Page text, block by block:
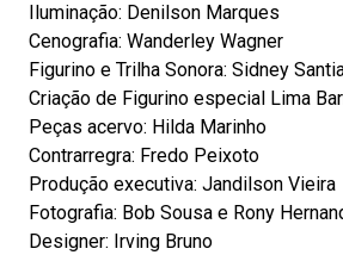
Iluminação: Denilson Marques
Cenografia: Wanderley Wagner
Figurino e Trilha Sonora: Sidney
Criação de Figurino especial Lima
Peças acervo: Hilda Marinho
Contrarregra: Fredo Peixoto
Produção executiva: Jandilson Vieira
Fotografia: Bob Sousa e Rony
Designer: Irving Bruno